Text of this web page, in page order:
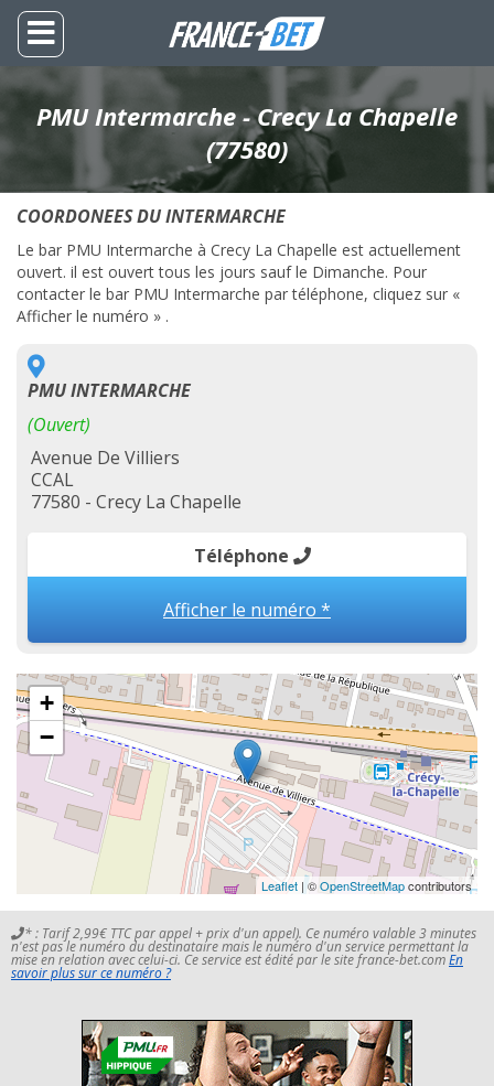
PMU Intermarche - Crecy La Chapelle
(77580)
COORDONEES DU INTERMARCHE
Le bar PMU Intermarche à Crecy La Chapelle est actuellement
ouvert. il est ouvert tous les jours sauf le Dimanche. Pour
contacter le bar PMU Intermarche par téléphone, cliquez sur «
Afficher le numéro » .
PMU INTERMARCHE
(Ouvert)
Avenue De Villiers
CCAL
77580 - Crecy La Chapelle
Téléphone
Afficher le numéro *
+
−
Leaflet | ©OpenStreetMapcontributors
* : Tarif 2,99€ TTC par appel + prix d'un appel). Ce numéro valable 3 minutes
n'est pas le numéro du destinataire mais le numéro d'un service permettant la
mise en relation avec celui-ci. Ce service est édité par le site france-bet.comEn
savoir plus sur ce numéro ?